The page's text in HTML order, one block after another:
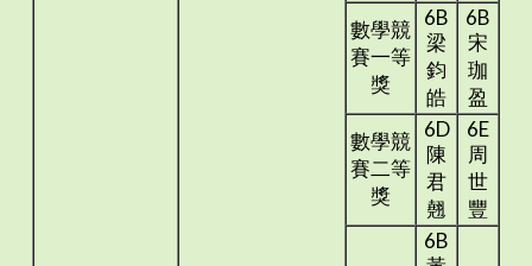
數學競
賽一等
獎
6B
梁
鈞
皓
6B
宋
珈
盈
數學競
賽二等
獎
6D
陳
君
翹
6E
周
世
豐
6B